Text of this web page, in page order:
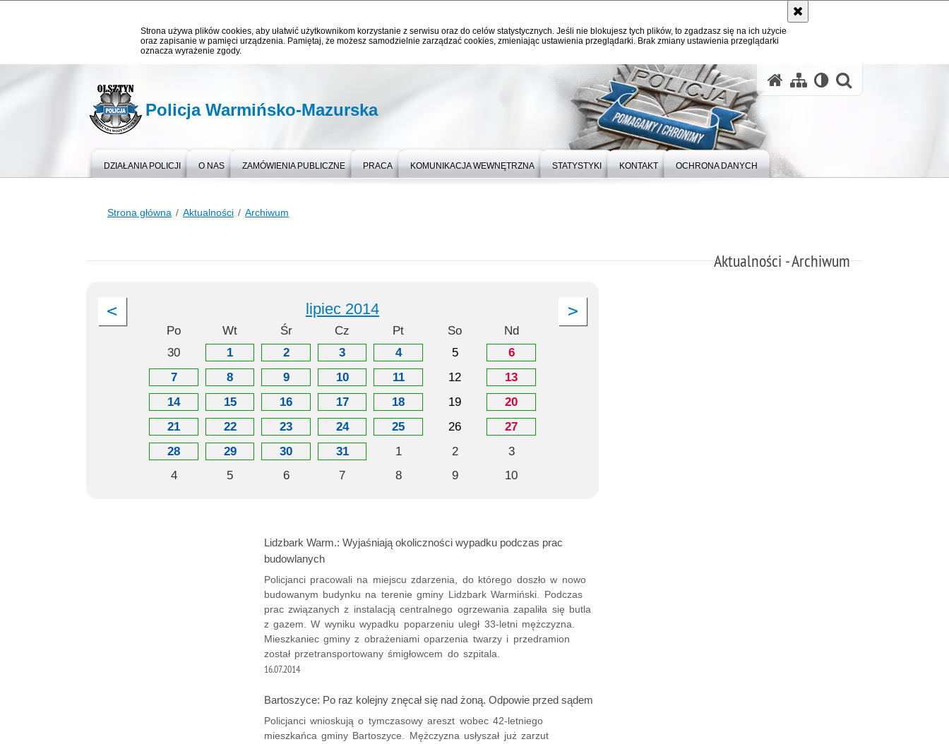
Strona używa plików cookies, aby ułatwić użytkownikom korzystanie z serwisu oraz do celów statystycznych. Jeśli nie blokujesz tych plików, to zgadzasz się na ich użycie
oraz zapisanie w pamięci urządzenia. Pamiętaj, że możesz samodzielnie zarządzać cookies, zmieniając ustawienia przeglądarki. Brak zmiany ustawienia przeglądarki
oznacza wyrażenie zgody.
Policja Warmińsko-Mazurska
DZIAŁANIA POLICJI O NAS ZAMÓWIENIA PUBLICZNE PRACA KOMUNIKACJA WEWNĘTRZNA STATYSTYKI KONTAKT OCHRONA DANYCH
Strona główna Aktualności Archiwum
Aktualności - Archiwum
lipiec 2014
Po Wt Śr Cz Pt So
Nd
30
1 2 3 4 5
6
7
8 9 10 11 12
13
14
15 16 17 18 19
20
21
22 23 24 25 26
27
28
29 30 31 1 2
3
4
5 6 7 8 9 10
Lidzbark Warm.: Wyjaśniają okoliczności wypadku podczas prac
budowlanych
Policjanci pracowali na miejscu zdarzenia, do którego doszło w nowo
budowanym budynku na terenie gminy Lidzbark Warmiński. Podczas
prac związanych z instalacją centralnego ogrzewania zapaliła się butla
z gazem. W wyniku wypadku poparzeniu uległ 33-letni mężczyzna.
Mieszkaniec gminy z obrażeniami oparzenia twarzy i przedramion
został przetransportowany śmigłowcem do szpitala.
16.07.2014
Bartoszyce: Po raz kolejny znęcał się nad żoną. Odpowie przed sądem
Policjanci wnioskują o tymczasowy areszt wobec 42-letniego
mieszkańca gminy Bartoszyce. Mężczyzna usłyszał już zarzut